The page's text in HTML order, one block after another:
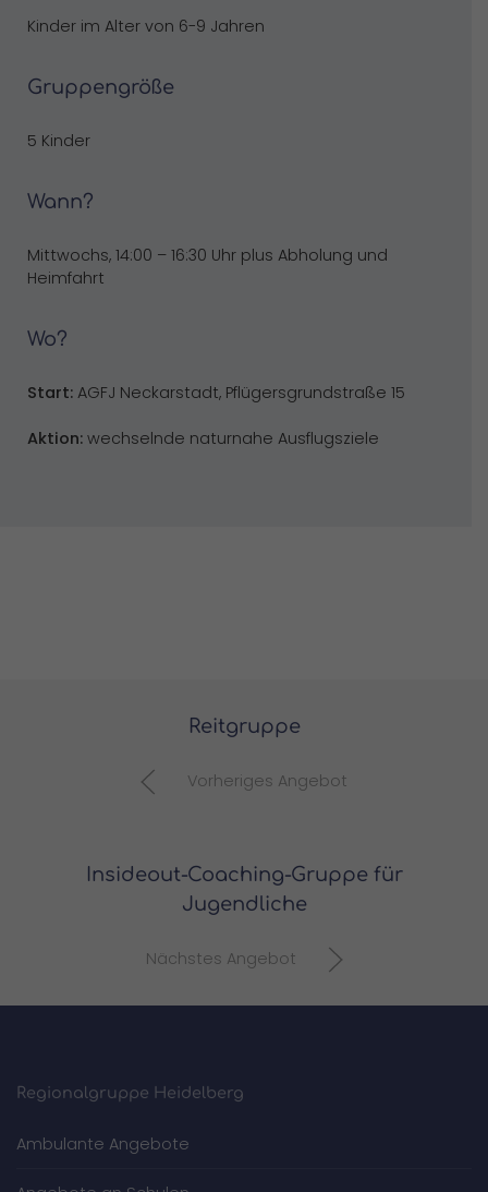
Kinder im Alter von 6-9 Jahren
Gruppengröße
5 Kinder
Wann?
Mittwochs, 14:00 – 16:30 Uhr plus Abholung und
Heimfahrt
Wo?
Start: AGFJ Neckarstadt, Pflügersgrundstraße 15
Aktion: wechselnde naturnahe Ausflugsziele
Reitgruppe
Vorheriges Angebot
Insideout-Coaching-Gruppe für
Jugendliche
Nächstes Angebot
Regionalgruppe Heidelberg
Ambulante Angebote